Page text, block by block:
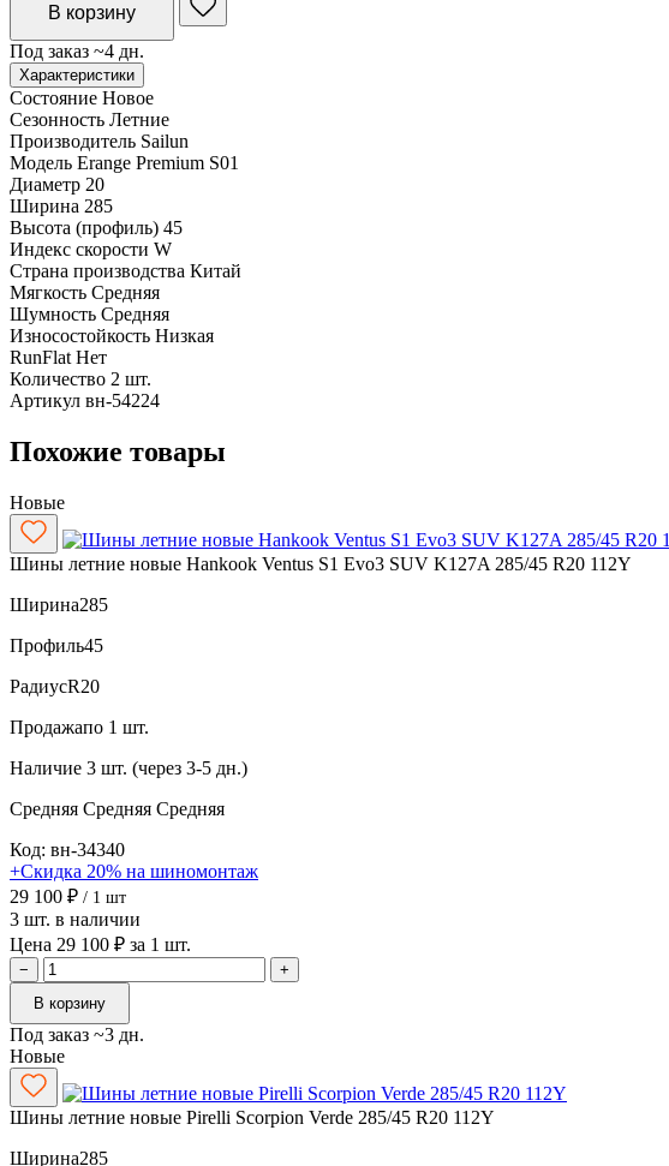
В корзину
Под заказ ~4 дн.
Характеристики
Состояние Новое
Сезонность Летние
Производитель Sailun
Модель Erange Premium S01
Диаметр 20
Ширина 285
Высота (профиль) 45
Индекс скорости W
Страна производства Китай
Мягкость Средняя
Шумность Средняя
Износостойкость Низкая
RunFlat Нет
Количество 2 шт.
Артикул вн-54224
Похожие товары
Новые
Шины летние новые Hankook Ventus S1 Evo3 SUV K127A 285/45 R20 112Y
Ширина285
Профиль45
РадиусR20
Продажапо 1 шт.
Наличие 3 шт. (через 3-5 дн.)
Средняя Средняя Средняя
Код: вн-34340
+Скидка 20% на шиномонтаж
29 100 ₽ / 1 шт
3 шт. в наличии
Цена 29 100 ₽ за 1 шт.
−
+
В корзину
Под заказ ~3 дн.
Новые
Шины летние новые Pirelli Scorpion Verde 285/45 R20 112Y
Ширина285